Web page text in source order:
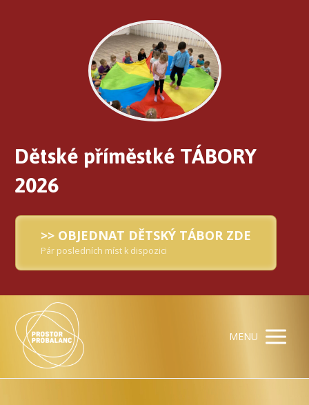
Dětské příměstké TÁBORY
2026
>> OBJEDNAT DĚTSKÝ TÁBOR ZDE
Pár posledních míst k dispozici
MENU